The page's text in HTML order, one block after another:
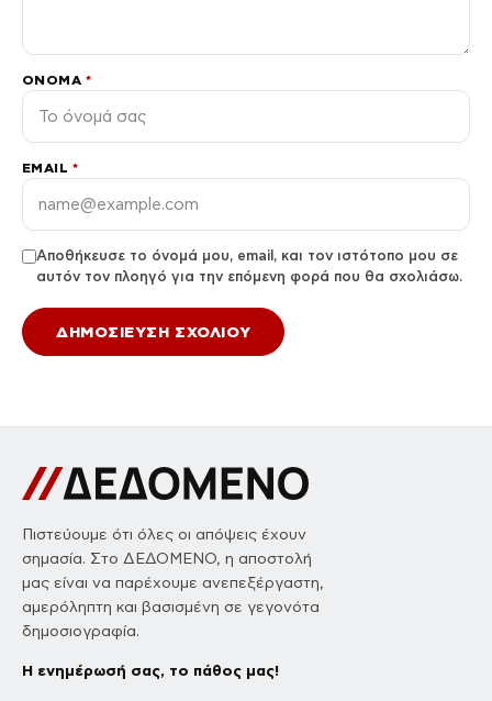
ΌΝΟΜΑ *
EMAIL *
Αποθήκευσε το όνομά μου, email, και τον ιστότοπο μου σε
αυτόν τον πλοηγό για την επόμενη φορά που θα σχολιάσω.
Πιστεύουμε ότι όλες οι απόψεις έχουν
σημασία. Στο ΔΕΔΟΜΕΝΟ, η αποστολή
μας είναι να παρέχουμε ανεπεξέργαστη,
αμερόληπτη και βασισμένη σε γεγονότα
δημοσιογραφία.
Η ενημέρωσή σας, το πάθος μας!